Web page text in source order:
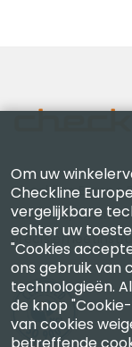
Checkline Europe
kalibratie,
Om uw
Checkline
vergelijkbare
echter uw
"Cookies
ons gebruik van
technologieën.
de knop
van cookies